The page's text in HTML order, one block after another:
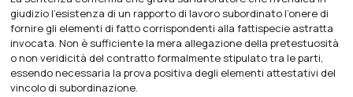
giudizio l’esistenza di un rapporto di lavoro subordinato l’onere di
fornire gli elementi di fatto corrispondenti alla fattispecie astratta
invocata. Non è sufficiente la mera allegazione della pretestuosità
o non veridicità del contratto formalmente stipulato tra le parti,
essendo necessaria la prova positiva degli elementi attestativi del
vincolo di subordinazione.